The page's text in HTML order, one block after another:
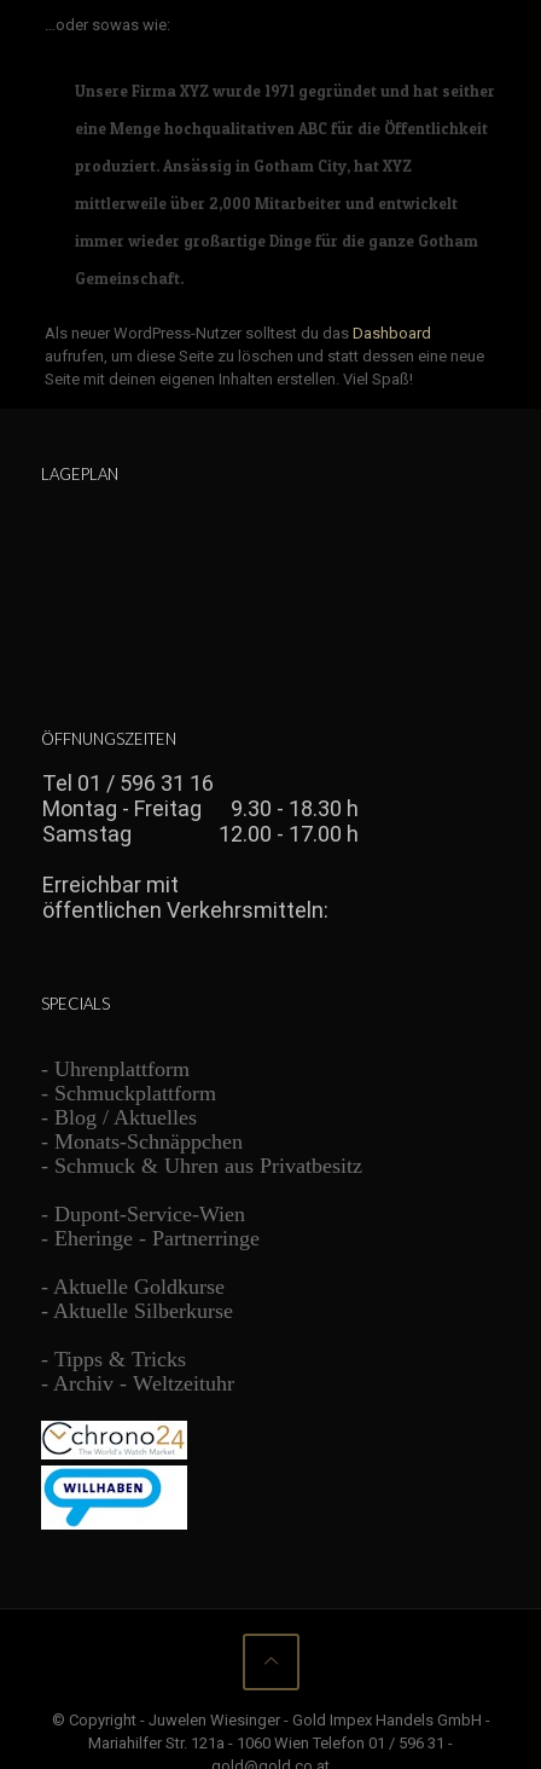
…oder sowas wie:
Unsere Firma XYZ wurde 1971 gegründet und hat seither
eine Menge hochqualitativen ABC für die Öffentlichkeit
produziert. Ansässig in Gotham City, hat XYZ
mittlerweile über 2,000 Mitarbeiter und entwickelt
immer wieder großartige Dinge für die ganze Gotham
Gemeinschaft.
Als neuer WordPress-Nutzer solltest du dasDashboard
aufrufen, um diese Seite zu löschen und statt dessen eine neue
Seite mit deinen eigenen Inhalten erstellen. Viel Spaß!
LAGEPLAN
ÖFFNUNGSZEITEN
SPECIALS
- Uhrenplattform
- Schmuckplattform
- Blog / Aktuelles
- Monats-Schnäppchen
- Schmuck & Uhren aus Privatbesitz
- Dupont-Service-Wien
- Eheringe - Partnerringe
- Aktuelle Goldkurse
- Aktuelle Silberkurse
- Tipps & Tricks
- Archiv - Weltzeituhr
© Copyright - Juwelen Wiesinger - Gold Impex Handels GmbH -
Mariahilfer Str. 121a - 1060 Wien Telefon 01 / 596 31 -